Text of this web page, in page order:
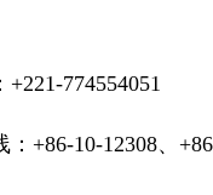
774554051
+86-10-12308、